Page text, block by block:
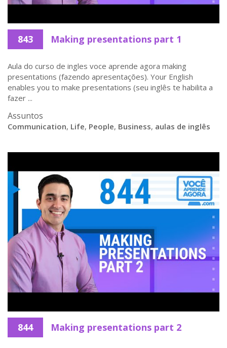
843 Making presentations part 1
Aula do curso de ingles voce aprende agora making
presentations (fazendo apresentações). Your English
enables you to make presentations (seu inglês te habilita a
fazer ...
Assuntos
Communication, Life, People, Business, aulas de inglês
844 Making presentations part 2